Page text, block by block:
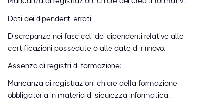
Dati dei dipendenti errati:
Discrepanze nei fascicoli dei dipendenti relative alle
certificazioni possedute o alle date di rinnovo.
Assenza di registri di formazione:
Mancanza di registrazioni chiare della formazione
obbligatoria in materia di sicurezza informatica.